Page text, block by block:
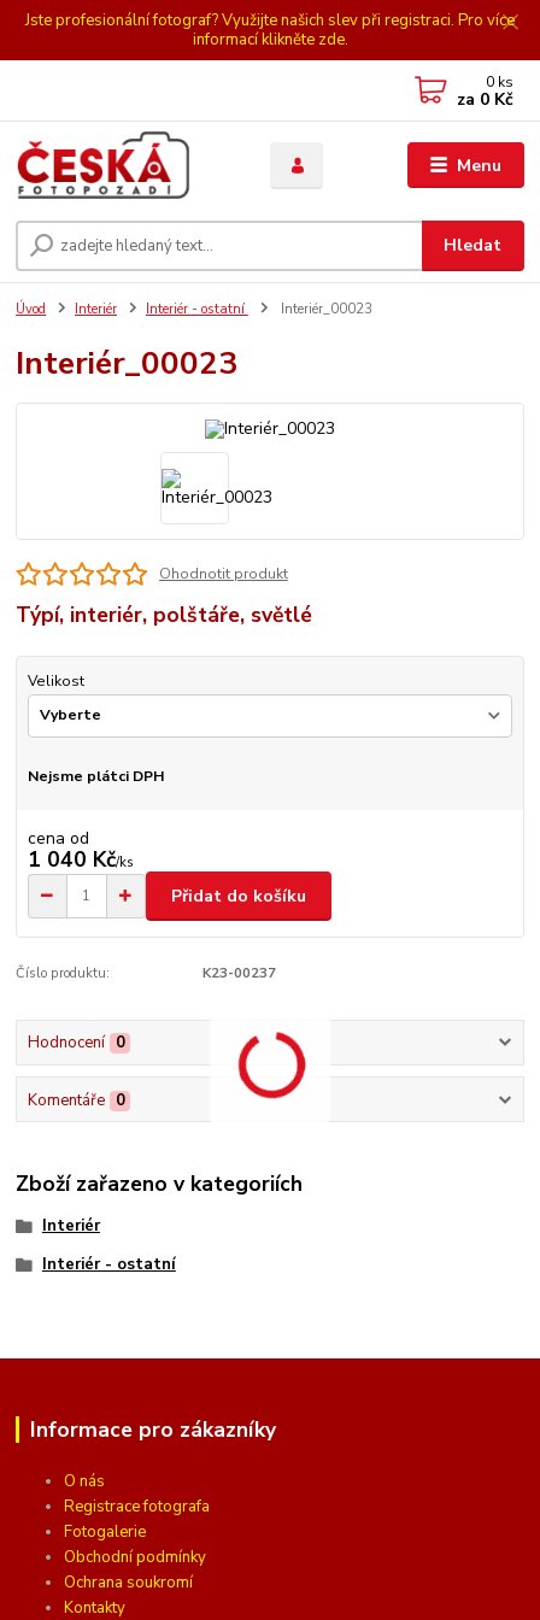
Jste profesionální fotograf? Využijte našich slev při registraci. Pro více
informací klikněte zde.
Menu
Hledat
0 ks
za 0 Kč
Úvod Interiér Interiér - ostatní Interiér_00023
Interiér_00023
Ohodnotit produkt
Týpí, interiér, polštáře, světlé
Velikost
Nejsme plátci DPH
cena od
1 040 Kč/ks
Přidat do košíku
Číslo produktu: K23-00237
Hodnocení 0
Komentáře 0
Zboží zařazeno v kategoriích
Interiér
Interiér - ostatní
Informace pro zákazníky
O nás
Registrace fotografa
Fotogalerie
Obchodní podmínky
Ochrana soukromí
Kontakty